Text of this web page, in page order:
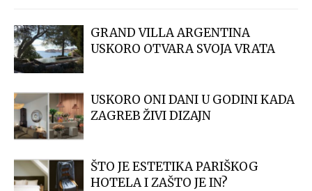
GRAND VILLA ARGENTINA
USKORO OTVARA SVOJA VRATA
USKORO ONI DANI U GODINI KADA
ZAGREB ŽIVI DIZAJN
ŠTO JE ESTETIKA PARIŠKOG
HOTELA I ZAŠTO JE IN?